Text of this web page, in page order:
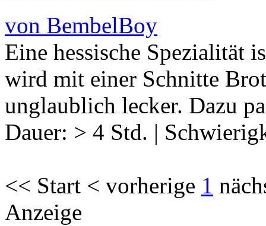
von BembelBoy
Eine hessische Spezialität
wird mit einer Schnitte
unglaublich lecker. Dazu
Dauer: > 4 Std. |
<< Start < vorherige 1
Anzeige